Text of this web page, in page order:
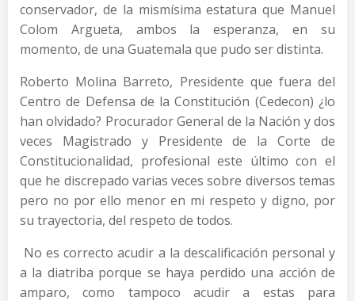
conservador, de la mismísima estatura que Manuel
Colom Argueta, ambos la esperanza, en su
momento, de una Guatemala que pudo ser distinta.
Roberto Molina Barreto, Presidente que fuera del
Centro de Defensa de la Constitución (Cedecon) ¿lo
han olvidado? Procurador General de la Nación y dos
veces Magistrado y Presidente de la Corte de
Constitucionalidad, profesional este último con el
que he discrepado varias veces sobre diversos temas
pero no por ello menor en mi respeto y digno, por
su trayectoria, del respeto de todos.
No es correcto acudir a la descalificación personal y
a la diatriba porque se haya perdido una acción de
amparo, como tampoco acudir a estas para